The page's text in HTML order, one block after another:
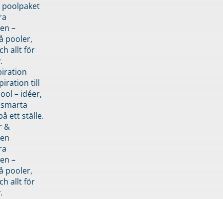
–
pooler,
allt för
till
– idéer,
ett ställe.
&
–
pooler,
allt för